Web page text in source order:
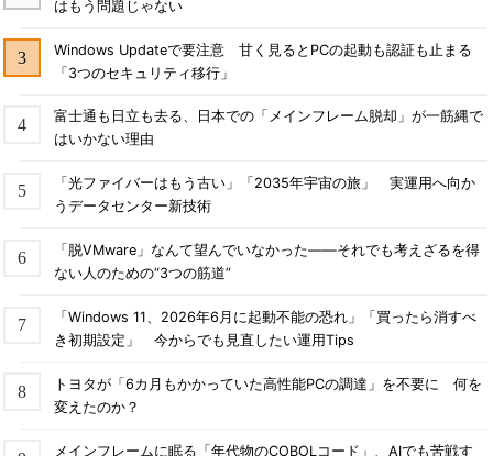
はもう問題じゃない
Windows Updateで要注意 甘く見るとPCの起動も認証も止まる
「3つのセキュリティ移行」
富士通も日立も去る、日本での「メインフレーム脱却」が一筋縄で
はいかない理由
「光ファイバーはもう古い」「2035年宇宙の旅」 実運用へ向か
うデータセンター新技術
「脱VMware」なんて望んでいなかった――それでも考えざるを得
ない人のための“3つの筋道”
「Windows 11、2026年6月に起動不能の恐れ」「買ったら消すべ
き初期設定」 今からでも見直したい運用Tips
トヨタが「6カ月もかかっていた高性能PCの調達」を不要に 何を
変えたのか？
メインフレームに眠る「年代物のCOBOLコード」、AIでも苦戦す